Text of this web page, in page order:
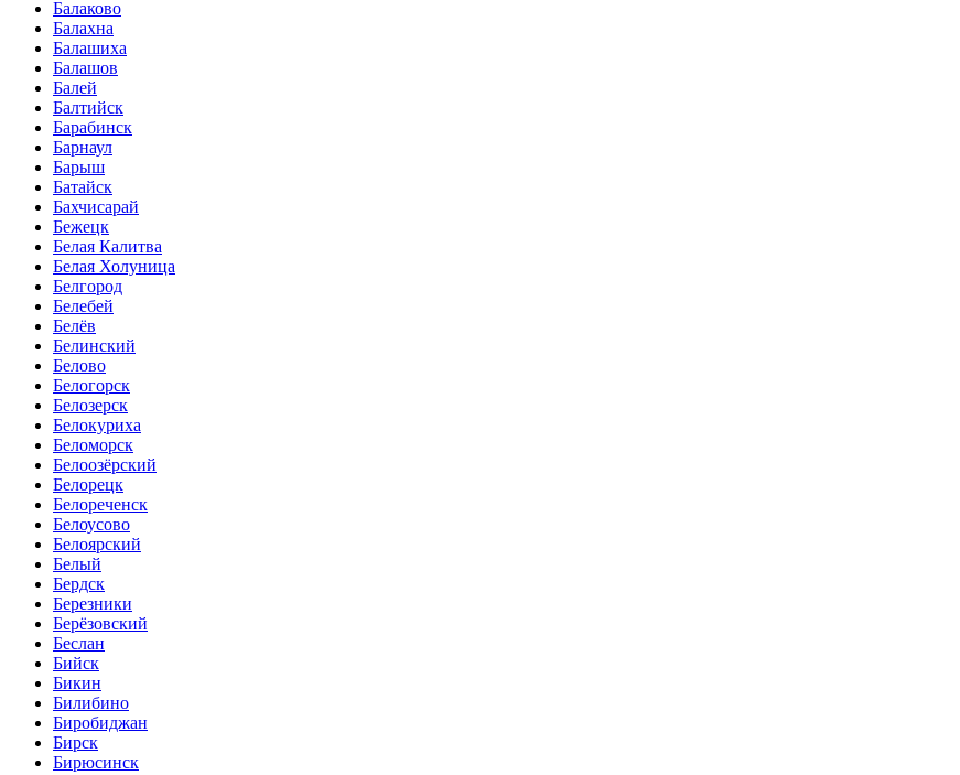
Балаково
Балахна
Балашиха
Балашов
Балей
Балтийск
Барабинск
Барнаул
Барыш
Батайск
Бахчисарай
Бежецк
Белая Калитва
Белая Холуница
Белгород
Белебей
Белёв
Белинский
Белово
Белогорск
Белозерск
Белокуриха
Беломорск
Белоозёрский
Белорецк
Белореченск
Белоусово
Белоярский
Белый
Бердск
Березники
Берёзовский
Беслан
Бийск
Бикин
Билибино
Биробиджан
Бирск
Бирюсинск